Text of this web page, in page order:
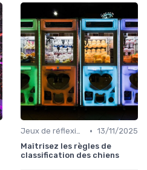
Jeux de réflexion et logique • 13/11/2025
Maîtrisez les règles de
classification des chiens